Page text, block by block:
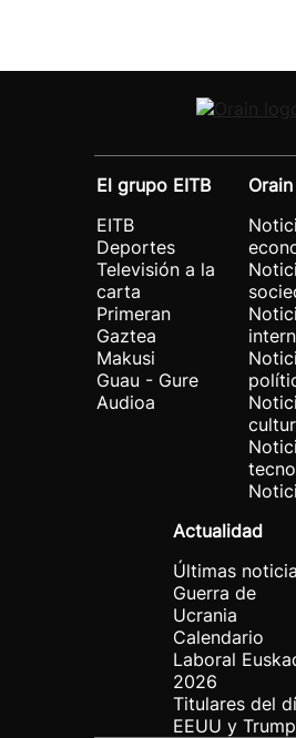
El grupo EITB
EITB
Deportes
Televisión a la
carta
Primeran
Gaztea
Makusi
Guau - Gure
Audioa
Orain
Actualidad
Últimas
Guerra de
Ucrania
Calendario
Laboral
2026
Titulares del
EEUU y Trump